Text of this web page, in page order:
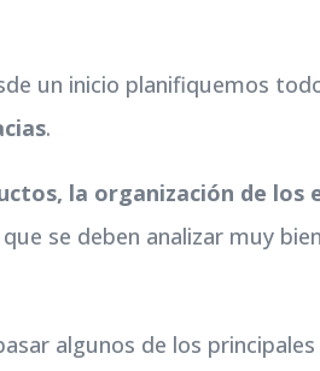
un inicio planifiquemos
.
la organización de los
se deben analizar muy
algunos de los